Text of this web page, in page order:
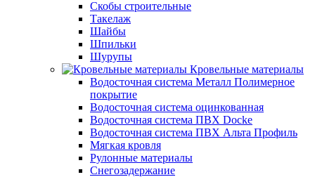
Скобы строительные
Такелаж
Шайбы
Шпильки
Шурупы
Кровельные материалы
Водосточная система Металл Полимерное
покрытие
Водосточная система оцинкованная
Водосточная система ПВХ Docke
Водосточная система ПВХ Альта Профиль
Мягкая кровля
Рулонные материалы
Снегозадержание